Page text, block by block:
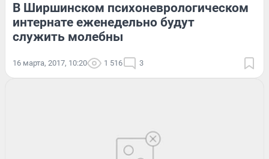
В Ширшинском психоневрологическом
интернате еженедельно будут
служить молебны
16 марта, 2017, 10:20 1 516 3